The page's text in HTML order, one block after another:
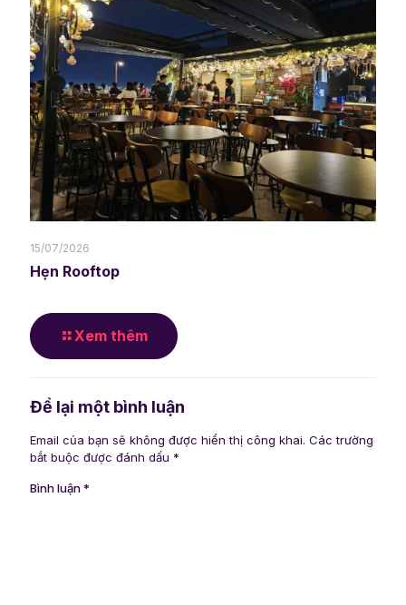
15/07/2026
Hẹn Rooftop
Xem thêm
Để lại một bình luận
Email của bạn sẽ không được hiển thị công khai. Các trường
bắt buộc được đánh dấu *
Bình luận*